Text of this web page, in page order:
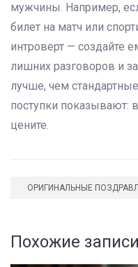
мужчины. Например,
билет на матч или
интроверт — создайте
лишних разговоров и
лучше, чем
поступки показывают:
цените.
ОРИГИНАЛЬНЫЕ
Похожие записи